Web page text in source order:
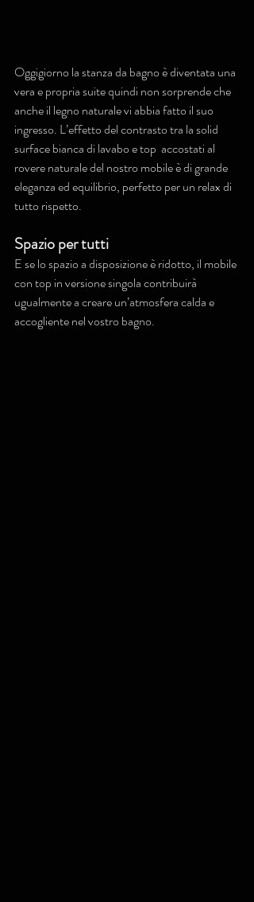
Oggigiorno la stanza da bagno è diventata una
vera e propria suite quindi non sorprende che
anche il legno naturale vi abbia fatto il suo
ingresso. L’effetto del contrasto tra la solid
surface bianca di lavabo e top  accostati al
rovere naturale del nostro mobile è di grande
eleganza ed equilibrio, perfetto per un relax di
tutto rispetto.
Spazio per tutti
E se lo spazio a disposizione è ridotto, il mobile
con top in versione singola contribuirà
ugualmente a creare un’atmosfera calda e
accogliente nel vostro bagno.